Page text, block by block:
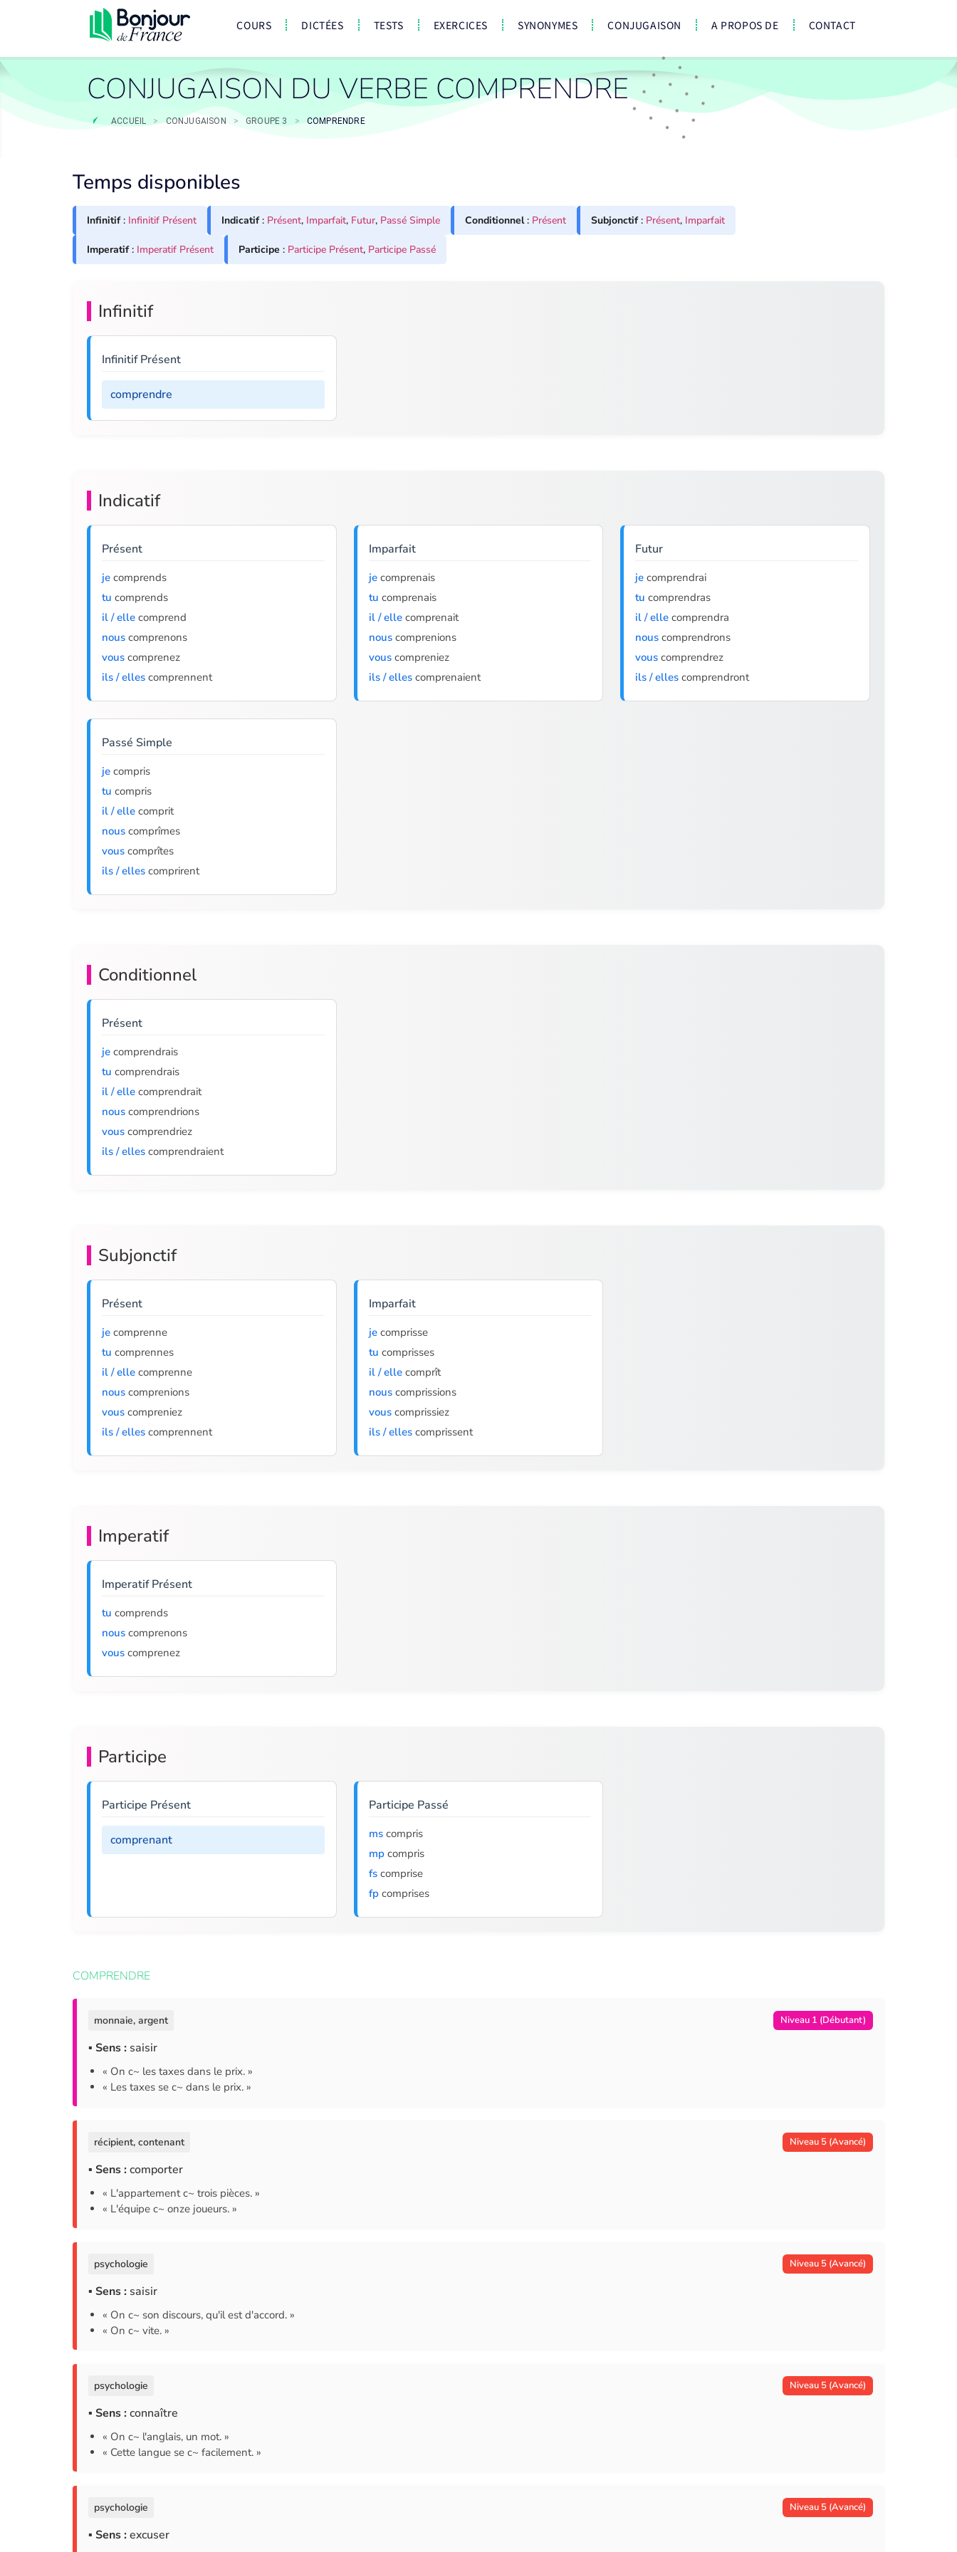
COURS DICTÉES TESTS EXERCICES SYNONYMES CONJUGAISON A PROPOS DE CONTACT
CONJUGAISON DU VERBE COMPRENDRE
ACCUEIL > CONJUGAISON > GROUPE 3 > COMPRENDRE
Temps disponibles
Infinitif: Infinitif Présent Indicatif: Présent, Imparfait, Futur, Passé Simple Conditionnel: Présent Subjonctif: Présent, Imparfait
Imperatif: Imperatif Présent Participe : Participe Présent, Participe Passé
Infinitif
Infinitif Présent
comprendre
Indicatif
Présent
je comprends
tu comprends
il / elle comprend
nous comprenons
vous comprenez
ils / elles comprennent
Imparfait
jecomprenais
tu comprenais
il / ellecomprenait
nouscomprenions
vouscompreniez
ils / ellescomprenaient
Futur
je comprendrai
tu comprendras
il / elle comprendra
nous comprendrons
vous comprendrez
ils / elles comprendront
Passé Simple
je compris
tu compris
il / elle comprit
nous comprîmes
vous comprîtes
ils / elles comprirent
Conditionnel
Présent
je comprendrais
tu comprendrais
il / elle comprendrait
nous comprendrions
vous comprendriez
ils / elles comprendraient
Subjonctif
Présent
je comprenne
tu comprennes
il / elle comprenne
nous comprenions
vous compreniez
ils / elles comprennent
Imparfait
jecomprisse
tu comprisses
il / ellecomprît
nouscomprissions
vouscomprissiez
ils / ellescomprissent
Imperatif
Imperatif Présent
tu comprends
nous comprenons
vous comprenez
Participe
Participe Présent
comprenant
Participe Passé
mscompris
mpcompris
fscomprise
fpcomprises
COMPRENDRE
monnaie, argent Niveau 1 (Débutant)
▪ Sens : saisir
« On c~ les taxes dans le prix. »
« Les taxes se c~ dans le prix. »
récipient, contenant Niveau 5 (Avancé)
▪ Sens : comporter
« L'appartement c~ trois pièces. »
« L'équipe c~ onze joueurs. »
psychologie Niveau 5 (Avancé)
▪ Sens : saisir
« On c~ son discours, qu'il est d'accord. »
« On c~ vite. »
psychologie Niveau 5 (Avancé)
▪ Sens : connaître
« On c~ l'anglais, un mot. »
« Cette langue se c~ facilement. »
psychologie Niveau 5 (Avancé)
▪ Sens : excuser